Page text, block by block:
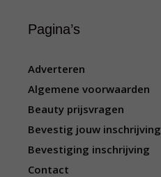
Pagina’s
Adverteren
Algemene voorwaarden
Beauty prijsvragen
Bevestig jouw inschrijving
Bevestiging inschrijving
Contact